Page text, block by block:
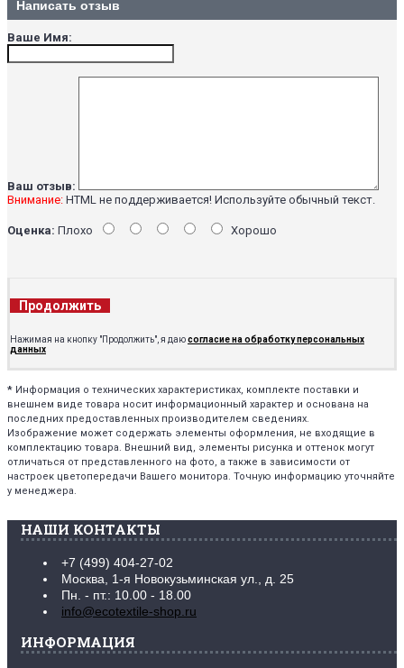
Написать отзыв
Ваше Имя:
Ваш отзыв:
Внимание: HTML не поддерживается! Используйте обычный текст.
Оценка: Плохо Хорошо
Продолжить
Нажимая на кнопку "Продолжить", я даюсогласие на обработку персональных
данных
* Информация о технических характеристиках, комплекте поставки и
внешнем виде товара носит информационный характер и основана на
последних предоставленных производителем сведениях.
Изображение может содержать элементы оформления, не входящие в
комплектацию товара. Внешний вид, элементы рисунка и оттенок могут
отличаться от представленного на фото, а также в зависимости от
настроек цветопередачи Вашего монитора. Точную информацию уточняйте
у менеджера.
НАШИ КОНТАКТЫ
+7 (499) 404-27-02
Москва, 1-я Новокузьминская ул., д. 25
Пн. - пт.: 10.00 - 18.00
info@ecotextile-shop.ru
ИНФОРМАЦИЯ